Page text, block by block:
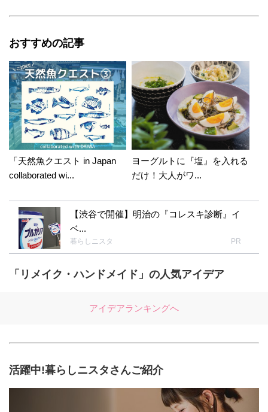
おおじり(小野田亜由美)
ずは、（大阪在住 ひこまるさん）でよかった〜
（涙）☆*:.｡. o(≧▽≦)o .｡.:*☆ ホント、関東のニ
スタさん達のように、気軽に会える機会があれ
ば良いなと思います。（暮らしニスタの皆様と
のご縁は、私にとって特別で大切なものとなっ
てきてます(*☻-☻*)） 新しいお住いのカーテ
ン、カフェカーテンくらいのサイズならお作り
しますよ♪( ´▽｀)いつでもお声掛けくださいま
こまるさんワールドな作品の投稿を楽しみにし
ていますね(^_^) それから、蜘蛛の巣、わかって
いただけて良かったぁ。一安心です（笑）虹の
ようにしても可愛いでしょうね〜〜♡スパイダ
ーマンも可愛く見えちゃいますね(*☻-☻*) ハロ
ウィンパーティーは、子供達の数だけで10人く
応を想像したりして…、ママ達の方がハロウィ
に簡単に出来ちゃうので、良かったら作ってみ
りがとうございます♡楽しいお休みをお過ごし
くださいね(*☻-☻*)
おすすめの記事
「天然魚クエスト in Japan
collaborated wi...
ヨーグルトに『塩』を入れる
だけ！大人がワ...
【渋谷で開催】明治の『コレスキ診断』イ
ベ...
暮らしニスタ PR
「リメイク・ハンドメイド」の人気アイデア
アイデアランキングへ
活躍中!暮らしニスタさんご紹介